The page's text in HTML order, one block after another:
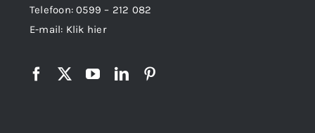
Telefoon:0599 – 212 082
E-mail: Klik hier